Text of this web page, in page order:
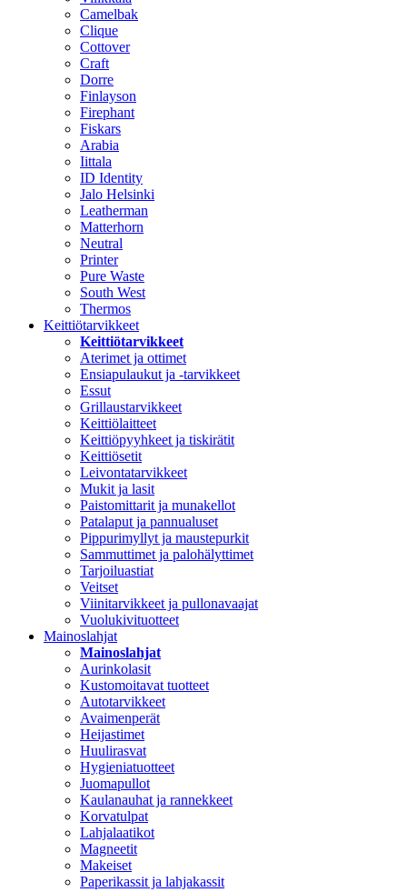
Camelbak
Clique
Cottover
Craft
Dorre
Finlayson
Firephant
Fiskars
Arabia
Iittala
ID Identity
Jalo Helsinki
Leatherman
Matterhorn
Neutral
Printer
Pure Waste
South West
Thermos
Keittiötarvikkeet
Keittiötarvikkeet
Aterimet ja ottimet
Ensiapulaukut ja -tarvikkeet
Essut
Grillaustarvikkeet
Keittiölaitteet
Keittiöpyyhkeet ja tiskirätit
Keittiösetit
Leivontatarvikkeet
Mukit ja lasit
Paistomittarit ja munakellot
Patalaput ja pannualuset
Pippurimyllyt ja maustepurkit
Sammuttimet ja palohälyttimet
Tarjoiluastiat
Veitset
Viinitarvikkeet ja pullonavaajat
Vuolukivituotteet
Mainoslahjat
Mainoslahjat
Aurinkolasit
Kustomoitavat tuotteet
Autotarvikkeet
Avaimenperät
Heijastimet
Huulirasvat
Hygieniatuotteet
Juomapullot
Kaulanauhat ja rannekkeet
Korvatulpat
Lahjalaatikot
Magneetit
Makeiset
Paperikassit ja lahjakassit